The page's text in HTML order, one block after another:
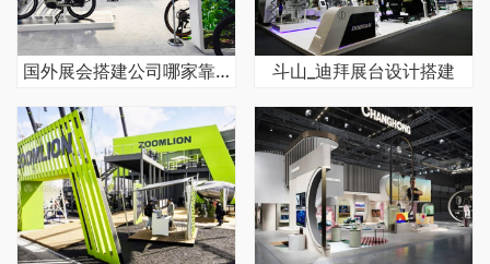
国外展会搭建公司哪家靠谱 斗山_迪拜展台设计搭建